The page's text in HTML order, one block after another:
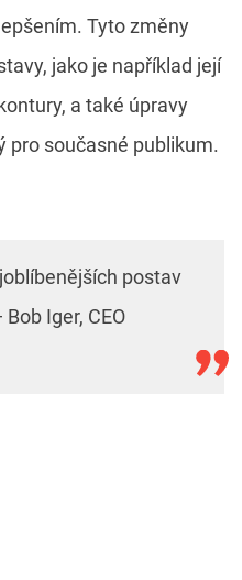
Tyto změny
jako je například její
a také úpravy
pro současné publikum.
postav
Iger, CEO